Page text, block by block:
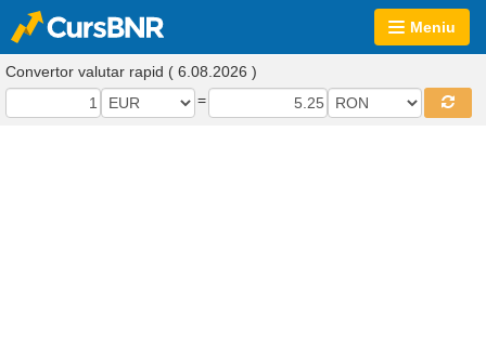
Meniu
Convertor valutar rapid ( 6.08.2026 )
=